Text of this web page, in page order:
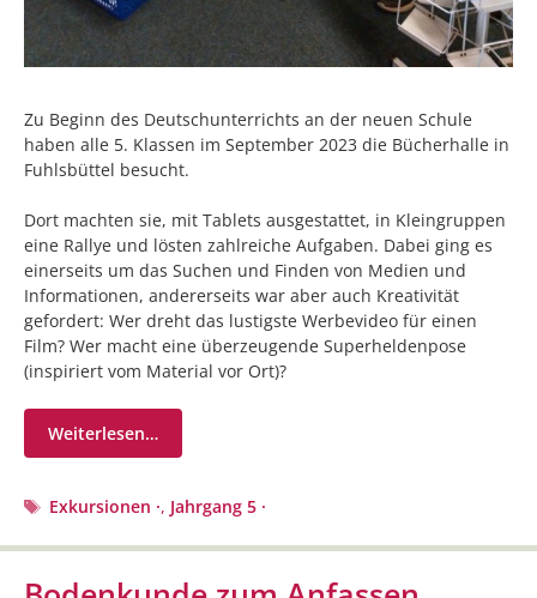
Zu Beginn des Deutschunterrichts an der neuen Schule
haben alle 5. Klassen im September 2023 die Bücherhalle in
Fuhlsbüttel besucht.
Dort machten sie, mit Tablets ausgestattet, in Kleingruppen
eine Rallye und lösten zahlreiche Aufgaben. Dabei ging es
einerseits um das Suchen und Finden von Medien und
Informationen, andererseits war aber auch Kreativität
gefordert: Wer dreht das lustigste Werbevideo für einen
Film? Wer macht eine überzeugende Superheldenpose
(inspiriert vom Material vor Ort)?
Weiterlesen…
Schlagwörter
Exkursionen ·, Jahrgang 5 ·